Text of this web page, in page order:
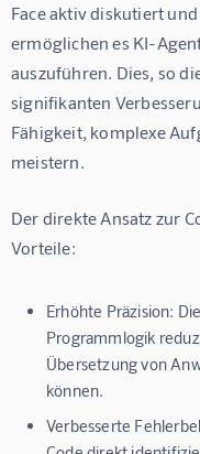
Face aktiv diskutiert
ermöglichen es KI-
auszuführen. Dies, so
signifikanten
Fähigkeit, komplexe
meistern.
Der direkte Ansatz zur
Vorteile:
Erhöhte Präzision:
Programmlogik
Übersetzung von
können.
Verbesserte